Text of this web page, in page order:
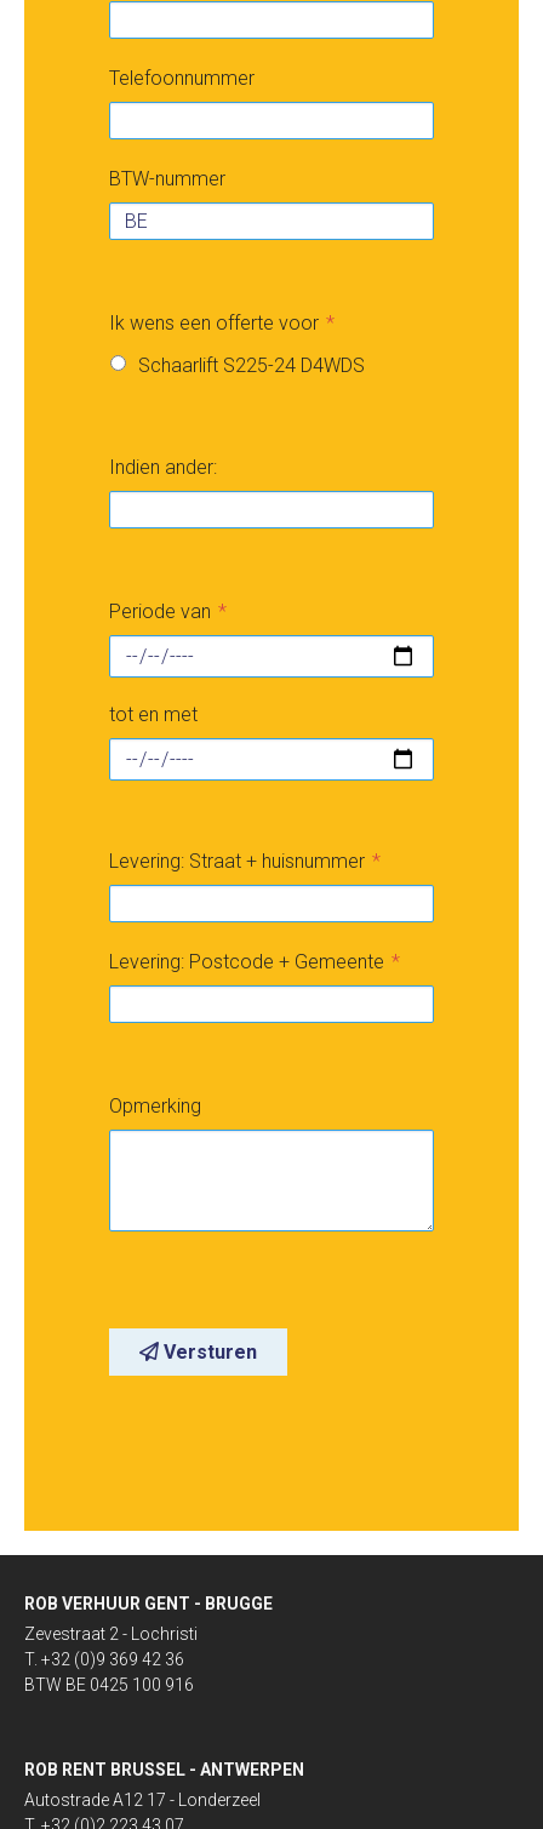
Telefoonnummer
BTW-nummer
Ik wens een offerte voor
Schaarlift S225-24 D4WDS
Indien ander:
Periode van
tot en met
Levering: Straat + huisnummer
Levering: Postcode + Gemeente
Opmerking
Versturen
ROB VERHUUR GENT - BRUGGE
Zevestraat 2 - Lochristi
T. +32 (0)9 369 42 36
BTW BE 0425 100 916
ROB RENT BRUSSEL - ANTWERPEN
Autostrade A12 17 - Londerzeel